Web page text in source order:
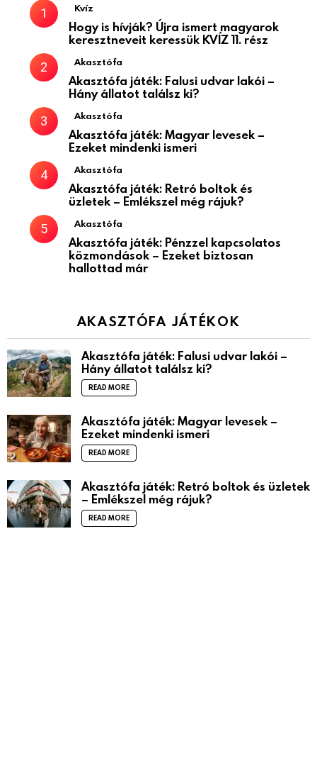
Kvíz
Hogy is hívják? Újra ismert magyarok
keresztneveit keressük KVÍZ 11. rész
Akasztófa
Akasztófa játék: Falusi udvar lakói –
Hány állatot találsz ki?
Akasztófa
Akasztófa játék: Magyar levesek –
Ezeket mindenki ismeri
Akasztófa
Akasztófa játék: Retró boltok és
üzletek – Emlékszel még rájuk?
Akasztófa
Akasztófa játék: Pénzzel kapcsolatos
közmondások – Ezeket biztosan
hallottad már
AKASZTÓFA JÁTÉKOK
Akasztófa játék: Falusi udvar lakói –
Hány állatot találsz ki?
READ MORE
Akasztófa játék: Magyar levesek –
Ezeket mindenki ismeri
READ MORE
Akasztófa játék: Retró boltok és üzletek
– Emlékszel még rájuk?
READ MORE